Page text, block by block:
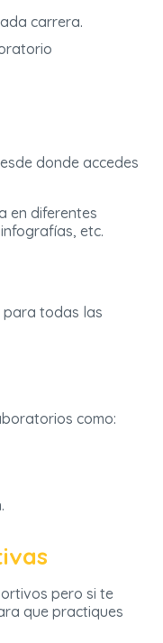
carrera.
donde accedes
en diferentes
etc.
todas las
como:
pero si te
que practiques